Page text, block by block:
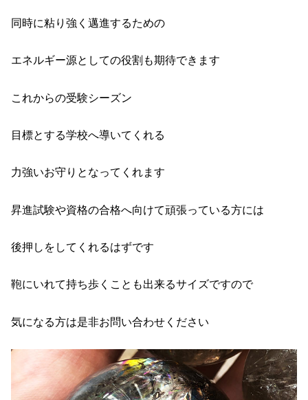
同時に粘り強く邁進するための
エネルギー源としての役割も期待できます
これからの受験シーズン
目標とする学校へ導いてくれる
力強いお守りとなってくれます
昇進試験や資格の合格へ向けて頑張っている方には
後押しをしてくれるはずです
鞄にいれて持ち歩くことも出来るサイズですので
気になる方は是非お問い合わせください